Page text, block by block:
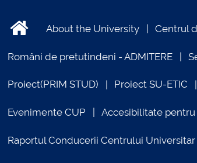
About the University Centrul
Români de pretutindeni - ADMITERE
Proiect(PRIM STUD) Proiect SU-ETIC
Evenimente CUP Accesibilitate
Raportul Conducerii Centrului